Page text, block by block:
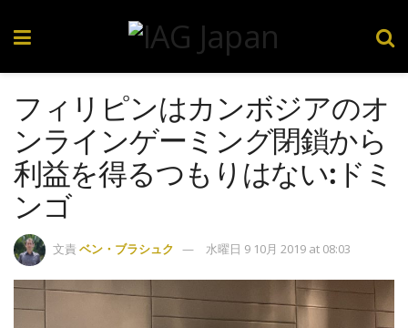
フィリピンはカンボジアのオ
ンラインゲーミング閉鎖から
利益を得るつもりはない:ドミ
ンゴ
文責 ベン・ブラシュク 水曜日 9 10月 2019 at 08:03